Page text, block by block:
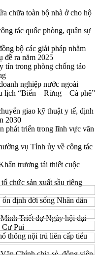
chữa toàn bộ nhà ở cho hộ
tác quốc phòng, quân sự
bộ các giải pháp nhằm
đề ra năm 2025
tín trong phòng chống tảo
nghiệp nước ngoài
“Biển – Rừng – Cà phê”
giao kỹ thuật y tế, định
2030
phát triển trong lĩnh vực văn
vụ Tỉnh ủy về công tác
trương tái thiết cuộc
chức sản xuất sầu riêng
định đời sống Nhân dân
Triết dự Ngày hội đại
Cư Pui
thông nội trú liên cấp tiểu